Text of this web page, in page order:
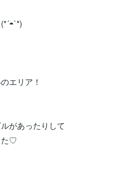
エリア！
があったりして
た♡